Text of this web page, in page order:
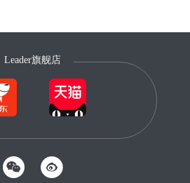
Leader旗舰店